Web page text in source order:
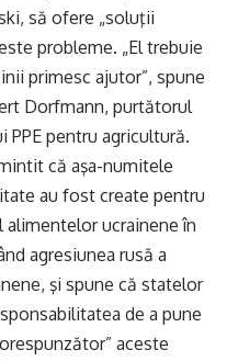
să ofere „soluţii
probleme. „El trebuie
primesc ajutor”, spune
Dorfmann, purtătorul
PPE pentru agricultură.
că aşa-numitele
au fost create pentru
alimentelor ucrainene în
agresiunea rusă a
şi spune că statelor
de a pune
aceste